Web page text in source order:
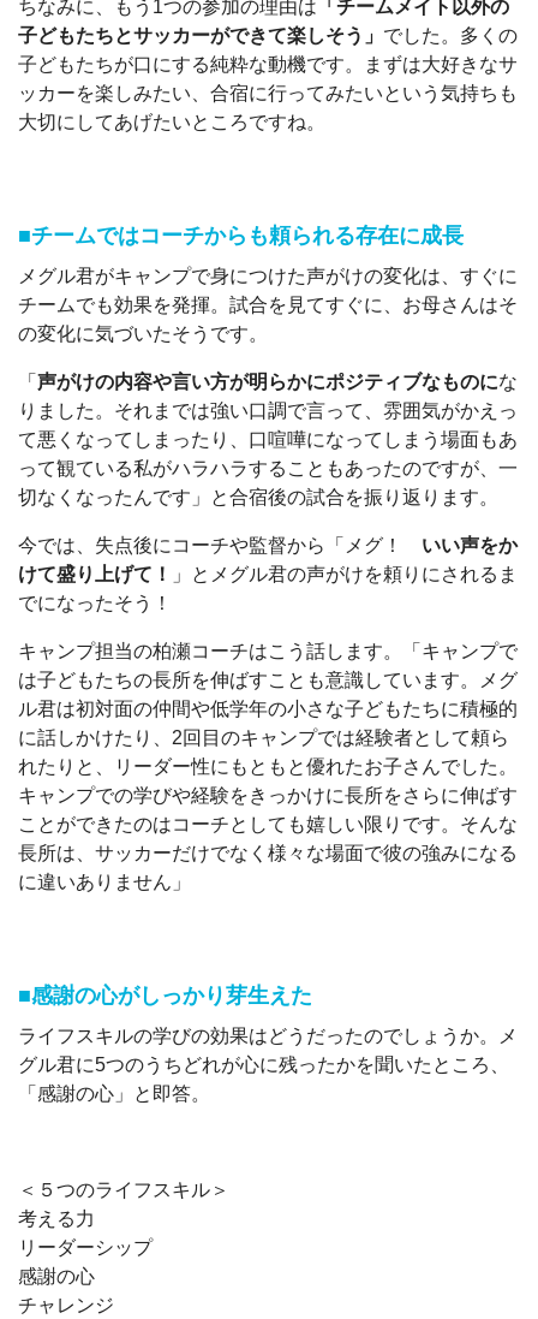
ちなみに、もう1つの参加の理由は 「チームメイト以外の
子どもたちとサッカーができて楽しそう」 でした。多くの
子どもたちが口にする純粋な動機です。まずは大好きなサ
ッカーを楽しみたい、合宿に行ってみたいという気持ちも
大切にしてあげたいところですね。
■チームではコーチからも頼られる存在に成長
メグル君がキャンプで身につけた声がけの変化は、すぐに
チームでも効果を発揮。試合を見てすぐに、お母さんはそ
の変化に気づいたそうです。
「 声がけの内容や言い方が明らかにポジティブなものにな
りました。それまでは強い口調で言って、雰囲気がかえっ
て悪くなってしまったり、口喧嘩になってしまう場面もあ
って観ている私がハラハラすることもあったのですが、一
切なくなったんです」と合宿後の試合を振り返ります。
今では、失点後にコーチや監督から「メグ！ いい声をか
けて盛り上げて！
」とメグル君の声がけを頼りにされるま
でになったそう！
キャンプ担当の柏瀬コーチはこう話します。「キャンプで
は子どもたちの長所を伸ばすことも意識しています。メグ
ル君は初対面の仲間や低学年の小さな子どもたちに積極的
に話しかけたり、2回目のキャンプでは経験者として頼ら
れたりと、リーダー性にもともと優れたお子さんでした。
キャンプでの学びや経験をきっかけに長所をさらに伸ばす
ことができたのはコーチとしても嬉しい限りです。そんな
長所は、サッカーだけでなく様々な場面で彼の強みになる
に違いありません」
■感謝の心がしっかり芽生えた
ライフスキルの学びの効果はどうだったのでしょうか。メ
グル君に5つのうちどれが心に残ったかを聞いたところ、
「感謝の心」と即答。
＜５つのライフスキル＞
考える力
リーダーシップ
感謝の心
チャレンジ